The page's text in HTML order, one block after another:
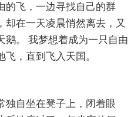
的飞，一边寻找自己的群
却在一天凌晨悄然离去，又
鹅。 我梦想着成为一只自由
，直到飞入天国。
独自坐在凳子上，闭着眼